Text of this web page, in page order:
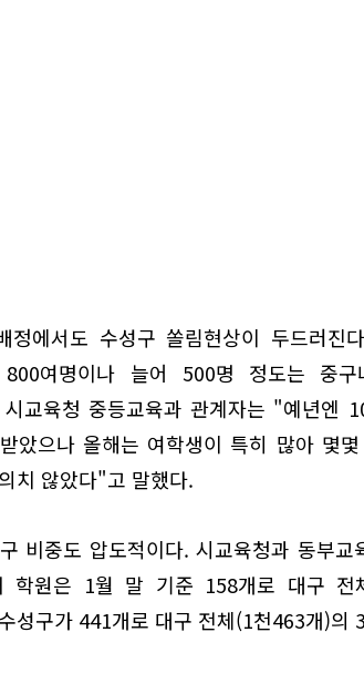
정에서도 수성구 쏠림현상이 두드러진
800여명이나 늘어 500명 정도는 중
시교육청 중등교육과 관계자는 "예년엔
았으나 올해는 여학생이 특히 많아 몇
치 않았다"고 말했다.
비중도 압도적이다. 시교육청과 동부
학원은 1월 말 기준 158개로 대구 전
성구가 441개로 대구 전체(1천463개)의